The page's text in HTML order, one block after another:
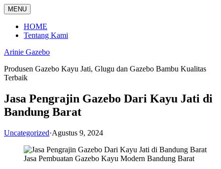
Langsung
ke
konten
MENU
HOME
Tentang Kami
Arinie Gazebo
Produsen Gazebo Kayu Jati, Glugu dan Gazebo Bambu Kualitas
Terbaik
Jasa Pengrajin Gazebo Dari Kayu Jati di
Bandung Barat
Uncategorized·Agustus 9, 2024
Jasa Pembuatan Gazebo Kayu Modern Bandung Barat